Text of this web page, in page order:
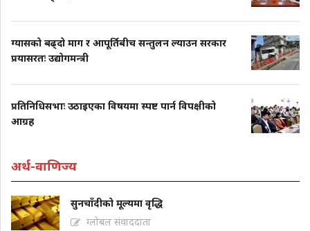
ग्यासको बढ्दो माग र आपूर्तिबीच सन्तुलन ल्याउन सरकार
प्रयासरतः उद्योगमन्त्री
प्रतिनिधिसभाः उठाइएका विषयमा स्पष्ट पार्न विपक्षीको
आग्रह
अर्थ-वाणिज्य
सुनचाँदीको मूल्यमा वृद्धि
ग्लोबल संवाददाता